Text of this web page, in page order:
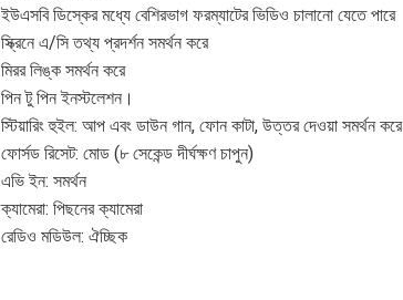
ইউএসবি ডিস্কের মধ্যে বেশিরভাগ ফরম্যাটের ভিডিও চালানো যেতে পারে
স্ক্রিনে এ/সি তথ্য প্রদর্শন সমর্থন করে
মিরর লিঙ্ক সমর্থন করে
পিন টু পিন ইনস্টলেশন।
স্টিয়ারিং হুইল: আপ এবং ডাউন গান, ফোন কাটা, উত্তর দেওয়া সমর্থন করে
ফোর্সড রিসেট: মোড (৮ সেকেন্ড দীর্ঘক্ষণ চাপুন)
এভি ইন: সমর্থন
ক্যামেরা: পিছনের ক্যামেরা
রেডিও মডিউল: ঐচ্ছিক